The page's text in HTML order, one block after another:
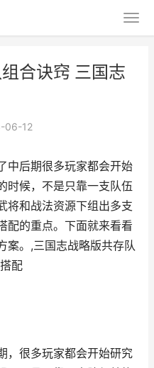
合诀窍 三国志
06-12
中后期很多玩家都会开始
时候，不是只靠一支队伍
将和战法资源下组出多支
配的重点。下面就来看看
案。,三国志战略版共存队
配
，很多玩家都会开始研究